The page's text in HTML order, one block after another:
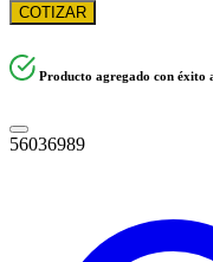
COTIZAR
Producto agregado con éxito
56036989